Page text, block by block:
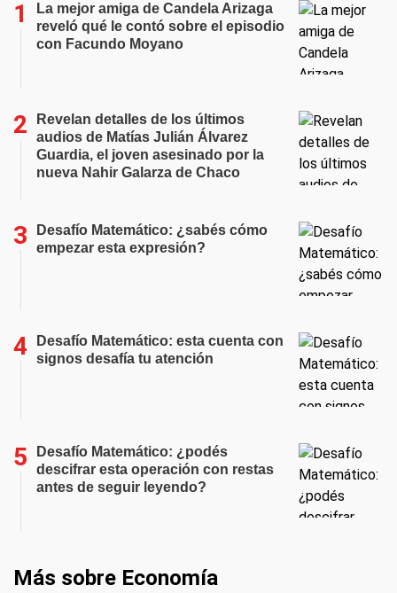
La mejor amiga de Candela Arizaga
reveló qué le contó sobre el episodio
con Facundo Moyano
Revelan detalles de los últimos
audios de Matías Julián Álvarez
Guardia, el joven asesinado por la
nueva Nahir Galarza de Chaco
Desafío Matemático: ¿sabés cómo
empezar esta expresión?
Desafío Matemático: esta cuenta con
signos desafía tu atención
Desafío Matemático: ¿podés
descifrar esta operación con restas
antes de seguir leyendo?
Más sobre Economía